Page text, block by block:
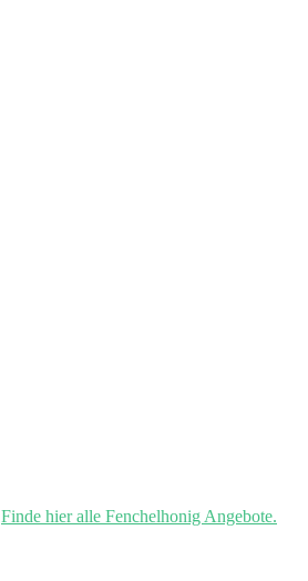
Finde hier alle Fenchelhonig Angebote.